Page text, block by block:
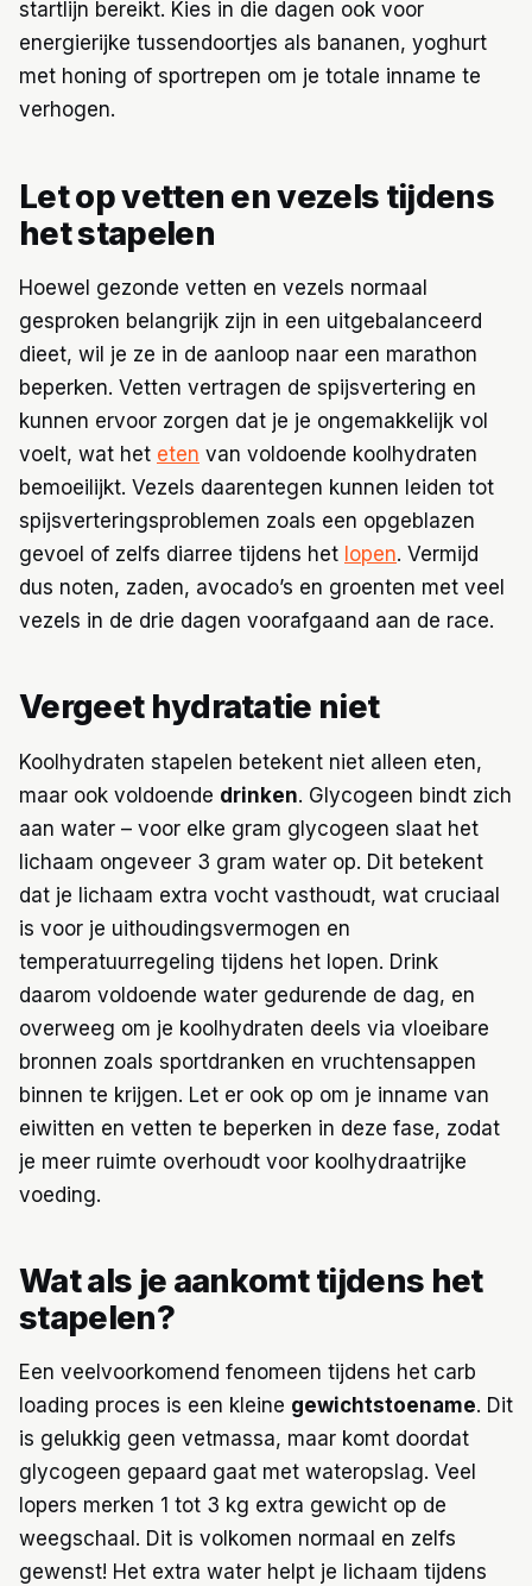
startlijn bereikt. Kies in die dagen ook voor
energierijke tussendoortjes als bananen, yoghurt
met honing of sportrepen om je totale inname te
verhogen.
Let op vetten en vezels tijdens
het stapelen
Hoewel gezonde vetten en vezels normaal
gesproken belangrijk zijn in een uitgebalanceerd
dieet, wil je ze in de aanloop naar een marathon
beperken. Vetten vertragen de spijsvertering en
kunnen ervoor zorgen dat je je ongemakkelijk vol
voelt, wat het eten van voldoende koolhydraten
bemoeilijkt. Vezels daarentegen kunnen leiden tot
spijsverteringsproblemen zoals een opgeblazen
gevoel of zelfs diarree tijdens het lopen. Vermijd
dus noten, zaden, avocado’s en groenten met veel
vezels in de drie dagen voorafgaand aan de race.
Vergeet hydratatie niet
Koolhydraten stapelen betekent niet alleen eten,
maar ook voldoende drinken. Glycogeen bindt zich
aan water – voor elke gram glycogeen slaat het
lichaam ongeveer 3 gram water op. Dit betekent
dat je lichaam extra vocht vasthoudt, wat cruciaal
is voor je uithoudingsvermogen en
temperatuurregeling tijdens het lopen. Drink
daarom voldoende water gedurende de dag, en
overweeg om je koolhydraten deels via vloeibare
bronnen zoals sportdranken en vruchtensappen
binnen te krijgen. Let er ook op om je inname van
eiwitten en vetten te beperken in deze fase, zodat
je meer ruimte overhoudt voor koolhydraatrijke
voeding.
Wat als je aankomt tijdens het
stapelen?
Een veelvoorkomend fenomeen tijdens het carb
loading proces is een kleine gewichtstoename. Dit
is gelukkig geen vetmassa, maar komt doordat
glycogeen gepaard gaat met wateropslag. Veel
lopers merken 1 tot 3 kg extra gewicht op de
weegschaal. Dit is volkomen normaal en zelfs
gewenst! Het extra water helpt je lichaam tijdens